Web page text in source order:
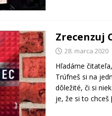
Zrecenzuj
28. marca 2020
Hľadáme
Trúfneš si na
dôležité, či si
je, že si to chceš